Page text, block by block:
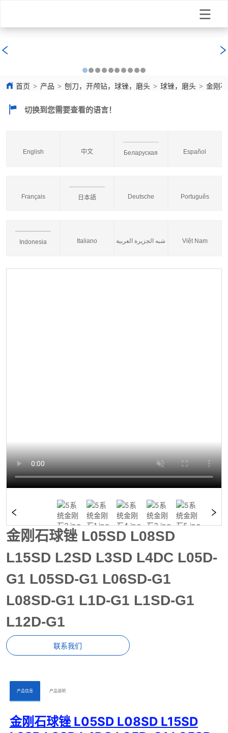
首页 > 产品 > 刨刀，开颅钻，球锉，磨头 > 球锉，磨头 > 金刚
切换到您需要查看的语言！
English 中文 Беларуская Español
Français 日本語 Deutsche Português
Indonesia Italiano شبه الجزيرة العربية Việt Nam
金刚石球锉 L05SD L08SD
L15SD L2SD L3SD L4DC L05D-
G1 L05SD-G1 L06SD-G1
L08SD-G1 L1D-G1 L1SD-G1
L12D-G1
联系我们
ㅤㅤ产品信息ㅤㅤ ㅤㅤ产品说明ㅤㅤ